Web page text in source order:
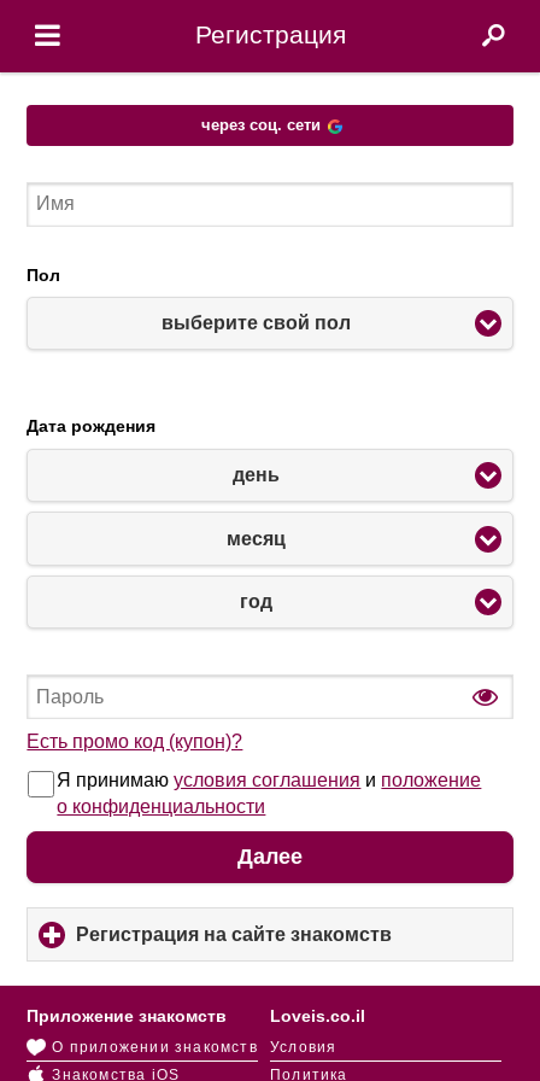
Регистрация
через соц. сети
Пол
выберите свой пол
Дата рождения
день
месяц
год
Есть промо код (купон)?
Я принимаюусловия соглашения и положение
о конфиденциальности
Далее
Регистрация на сайте знакомств
to
expand
Loveis.co.il
Условия
Политика
Приложение знакомств
О приложении знакомств
Знакомства iOS